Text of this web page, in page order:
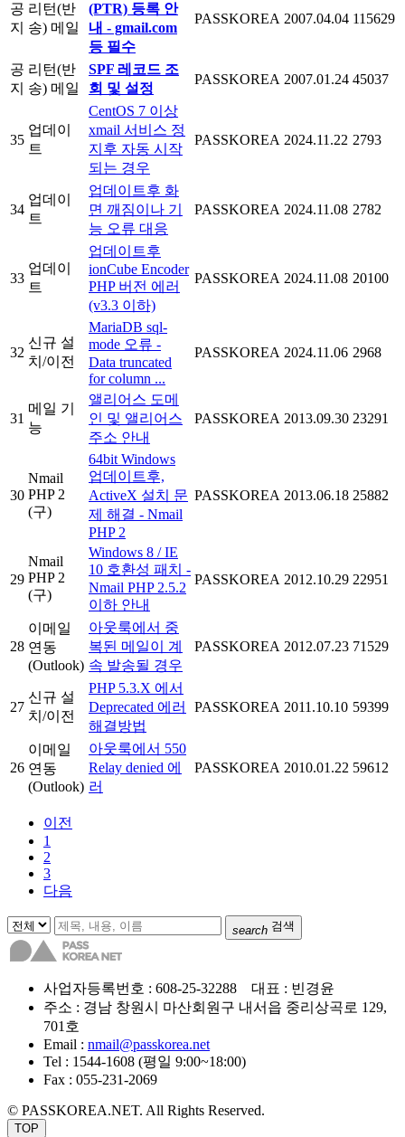
공
지
리턴(반
송) 메일
(PTR) 등록 안
내 - gmail.com
등 필수
PASSKOREA 2007.04.04 115629
공
지
리턴(반
송) 메일
SPF 레코드 조
회 및 설정
PASSKOREA 2007.01.24 45037
35
업데이
트
CentOS 7 이상
xmail 서비스 정
지후 자동 시작
되는 경우
PASSKOREA 2024.11.22 2793
34
업데이
트
업데이트후 화
면 깨짐이나 기
능 오류 대응
PASSKOREA 2024.11.08 2782
33
업데이
트
업데이트후
ionCube Encoder
PHP 버전 에러
(v3.3 이하)
PASSKOREA 2024.11.08 20100
32
신규 설
치/이전
MariaDB sql-
mode 오류 -
Data truncated
for column ...
PASSKOREA 2024.11.06 2968
31
메일 기
능
앨리어스 도메
인 및 앨리어스
주소 안내
PASSKOREA 2013.09.30 23291
30
Nmail
PHP 2
(구)
64bit Windows
업데이트후,
ActiveX 설치 문
제 해결 - Nmail
PHP 2
PASSKOREA 2013.06.18 25882
29
Nmail
PHP 2
(구)
Windows 8 / IE
10 호환성 패치 -
Nmail PHP 2.5.2
이하 안내
PASSKOREA 2012.10.29 22951
28
이메일
연동
(Outlook)
아웃룩에서 중
복된 메일이 계
속 발송될 경우
PASSKOREA 2012.07.23 71529
27
신규 설
치/이전
PHP 5.3.X 에서
Deprecated 에러
해결방법
PASSKOREA 2011.10.10 59399
26
이메일
연동
(Outlook)
아웃룩에서 550
Relay denied 에
러
PASSKOREA 2010.01.22 59612
이전
1
2
3
다음
search 검색
사업자등록번호 : 608-25-32288 대표 : 빈경윤
주소 : 경남 창원시 마산회원구 내서읍 중리상곡로 129,
701호
Email : nmail@passkorea.net
Tel : 1544-1608 (평일 9:00~18:00)
Fax : 055-231-2069
© PASSKOREA.NET. All Rights Reserved.
TOP